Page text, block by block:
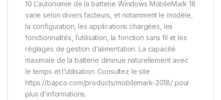
10 L’autonomie de la batterie Windows MobileMark 18
varie selon divers facteurs, et notamment le modèle,
la configuration, les applications chargées, les
fonctionnalités, l’utilisation, la fonction sans fil et les
réglages de gestion d’alimentation. La capacité
maximale de la batterie diminue naturellement avec
le temps et l’utilisation. Consultez le site
https://bapco.com/products/mobilemark-2018/ pour
plus d’informations.